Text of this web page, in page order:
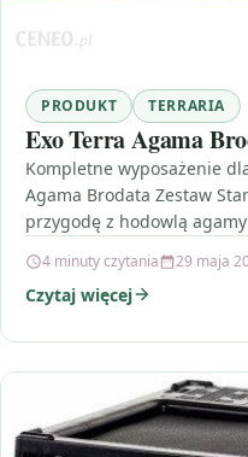
PRODUKT TERRARIA
Exo Terra Agama
Kompletne wyposażenie
Agama Brodata Zestaw
przygodę z hodowlą
4 minuty czytania 29 maja
Czytaj więcej